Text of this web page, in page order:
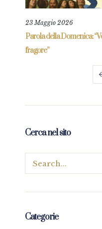
23 Maggio 2026
Parola della Domenica:
fragore”
Cerca nel sito
Categorie